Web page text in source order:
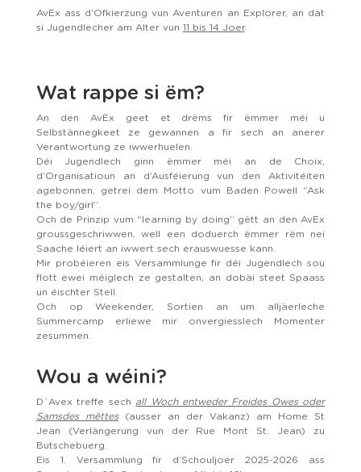
AvEx ass d’Ofkierzung vun Aventuren an Explorer, an dat
si Jugendlecher am Alter vun 11 bis 14 Joer.
Wat rappe si ëm?
An den AvEx geet et drëms fir ëmmer méi u
Selbstännegkeet ze gewannen a fir sech an anerer
Verantwortung ze iwwerhuelen.
Déi Jugendlech ginn ëmmer méi an de Choix,
d’Organisatioun an d’Ausféierung vun den Aktivitéiten
agebonnen, getrei dem Motto vum Baden Powell “Ask
the boy/girl”.
Och de Prinzip vum “learning by doing” gëtt an den AvEx
groussgeschriwwen, well een doduerch ëmmer rëm nei
Saache léiert an iwwert sech erauswuesse kann.
Mir probéieren eis Versammlunge fir déi Jugendlech sou
flott ewei méiglech ze gestalten, an dobäi steet Spaass
un éischter Stell.
Och op Weekender, Sortien an um alljäerleche
Summercamp erliewe mir onvergiesslech Momenter
zesummen.
Wou a wéini?
D´Avex treffe sech all Woch entweder Freides Owes oder
Samsdes mëttes(ausser an der Vakanz) am Home St
Jean (Verlängerung vun der Rue Mont St. Jean) zu
Butschebuerg.
Eis 1. Versammlung fir d’Schouljoer 2025-2026 ass